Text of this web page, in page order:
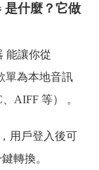
是什麼？它做
能讓你從
單為本地音訊
AIFF 等） 。
用戶登入後可
轉換。